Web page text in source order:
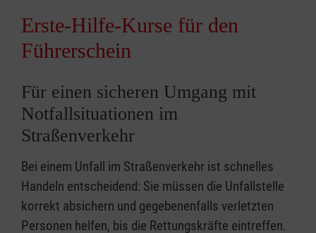
Erste-Hilfe-Kurse für den
Führerschein
Für einen sicheren Umgang mit
Notfallsituationen im
Straßenverkehr
Bei einem Unfall im Straßenverkehr ist schnelles
Handeln entscheidend: Sie müssen die Unfallstelle
korrekt absichern und gegebenenfalls verletzten
Personen helfen, bis die Rettungskräfte eintreffen.